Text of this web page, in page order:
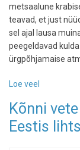
metsaalune
teavad, et just
sel ajal lausa
peegeldavad
ürgpõhjamaise
Loe veel
TOP
5:
Kõnni
Eestis